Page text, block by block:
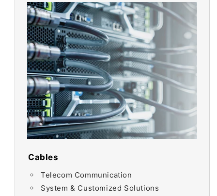
Cables
Telecom Communication
System & Customized Solutions